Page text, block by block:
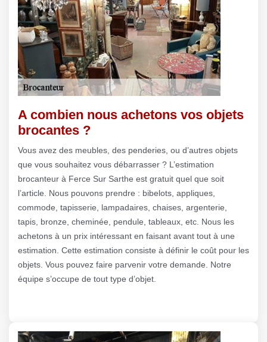
A combien nous achetons vos objets
brocantes ?
Vous avez des meubles, des penderies, ou d’autres objets
que vous souhaitez vous débarrasser ? L’estimation
brocanteur à Ferce Sur Sarthe est gratuit quel que soit
l’article. Nous pouvons prendre : bibelots, appliques,
commode, tapisserie, lampadaires, chaises, argenterie,
tapis, bronze, cheminée, pendule, tableaux, etc. Nous les
achetons à un prix intéressant en faisant avant tout à une
estimation. Cette estimation consiste à définir le coût pour les
objets. Vous pouvez faire parvenir votre demande. Notre
équipe s’occupe de tout type d’objet.